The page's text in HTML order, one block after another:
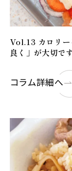
Vol.13 カロリー
良く」が大切です
コラム詳細へ